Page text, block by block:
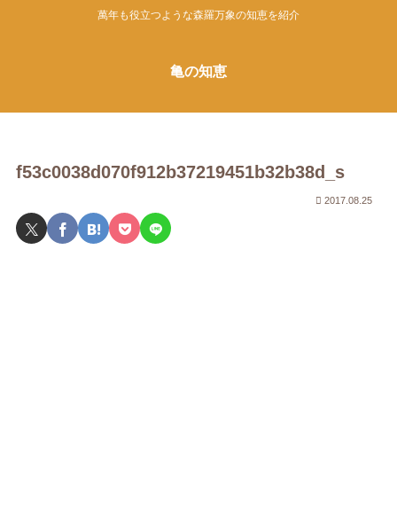
萬年も役立つような森羅万象の知恵を紹介
亀の知恵
f53c0038d070f912b37219451b32b38d_s
2017.08.25